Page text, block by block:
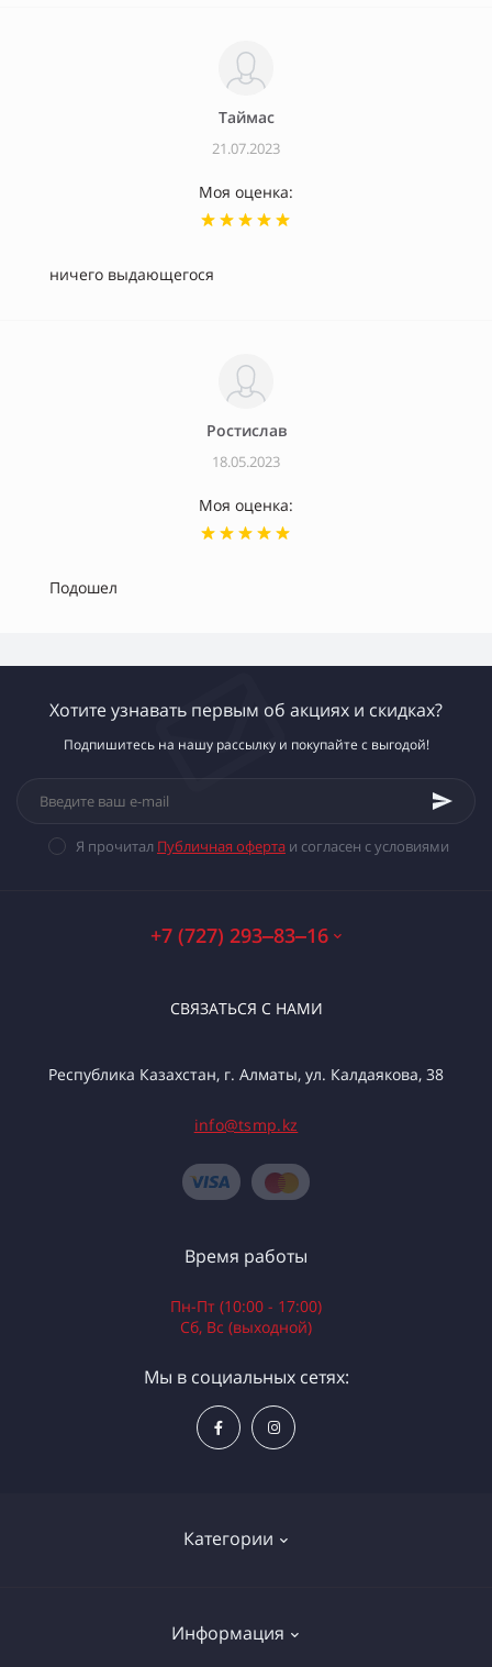
Таймас
21.07.2023
Моя оценка:
ничего выдающегося
Ростислав
18.05.2023
Моя оценка:
Подошел
Хотите узнавать первым об акциях и скидках?
Подпишитесь на нашу рассылку и покупайте с выгодой!
Я прочитал Публичная оферта и согласен с условиями
+7 (727) 293‒83‒16
СВЯЗАТЬСЯ С НАМИ
Республика Казахстан, г. Алматы, ул. Калдаякова, 38
info@tsmp.kz
Категории
Электроинструменты
Информация
Время работы
Пн-Пт (10:00 - 17:00)
Сб, Вс (выходной)
Мы в социальных сетях: